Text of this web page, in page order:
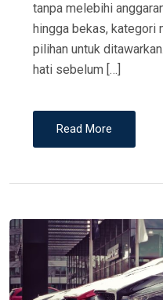
tanpa melebihi
hingga bekas,
pilihan untuk
hati sebelum […]
Read More